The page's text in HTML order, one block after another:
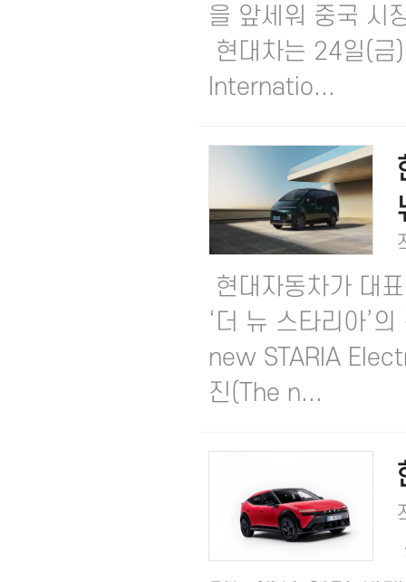
을 앞세워 중국 시
현대차는 24일(금
Internatio...
현대자동차가 대
‘더 뉴 스타리아’
new STARIA
진(The n...